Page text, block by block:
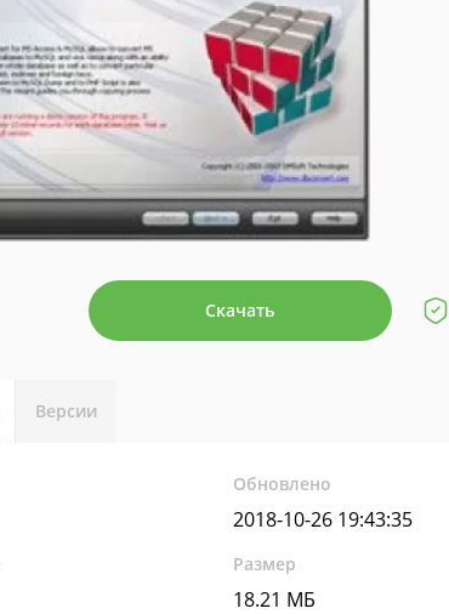
Скачать
Версии
Обновлено
2018-10-26 19:43:35
Размер
18.21 МБ